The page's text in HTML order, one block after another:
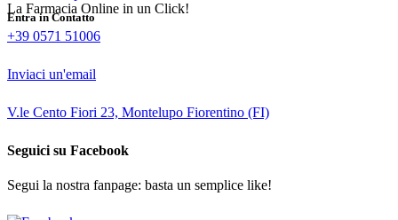
La Farmacia Online in un Click!
Entra in Contatto
+39 0571 51006
Inviaci un'email
V.le Cento Fiori 23, Montelupo Fiorentino (FI)
Seguici su Facebook
Segui la nostra fanpage: basta un semplice like!